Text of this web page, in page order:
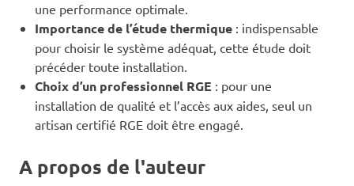
une performance optimale.
Importance de l’étude thermique : indispensable
pour choisir le système adéquat, cette étude doit
précéder toute installation.
Choix d’un professionnel RGE : pour une
installation de qualité et l’accès aux aides, seul un
artisan certifié RGE doit être engagé.
A propos de l'auteur